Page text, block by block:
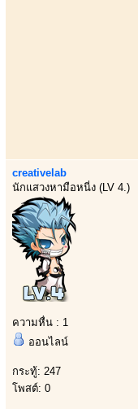
creativelab
นักแสวงหามือหนี่ง (LV 4.)
ความหื่น : 1
ออนไลน์
กระทู้: 247
โพสต์: 0